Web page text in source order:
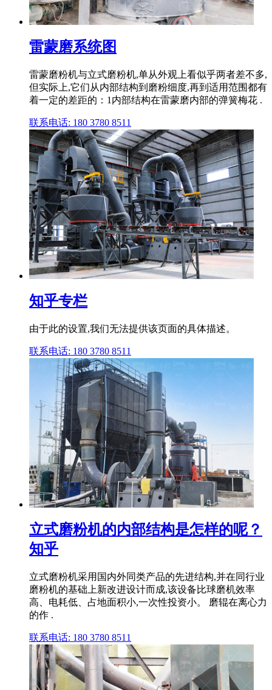
雷蒙磨系统图
雷蒙磨粉机与立式磨粉机,单从外观上看似乎两者差不多,
但实际上,它们从内部结构到磨粉细度,再到适用范围都有
着一定的差距的：1内部结构在雷蒙磨内部的弹簧梅花 .
联系电话: 180 3780 8511
知乎专栏
由于此的设置,我们无法提供该页面的具体描述。
联系电话: 180 3780 8511
立式磨粉机的内部结构是怎样的呢？
知乎
立式磨粉机采用国内外同类产品的先进结构,并在同行业
磨粉机的基础上新改进设计而成,该设备比球磨机效率
高、电耗低、占地面积小,一次性投资小。 磨辊在离心力
的作 .
联系电话: 180 3780 8511